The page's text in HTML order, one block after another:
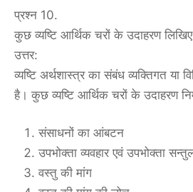
प्रश्न 10.
कुछ व्यष्टि आर्थिक चरों के उदाहरण
उत्तर:
व्यष्टि अर्थशास्त्र का संबंध व्यक्तिगत या
है। कुछ व्यष्टि आर्थिक चरों के उदाहरण
संसाधनों का आंबटन
उपभोक्ता व्यवहार एवं उपभोक्ता
वस्तु की मांग